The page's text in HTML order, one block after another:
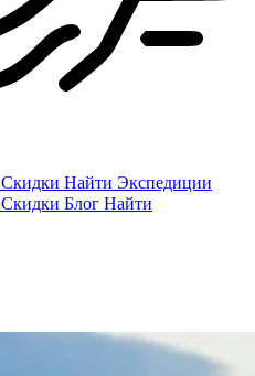
Скидки Найти Экспедиции
Скидки Блог Найти